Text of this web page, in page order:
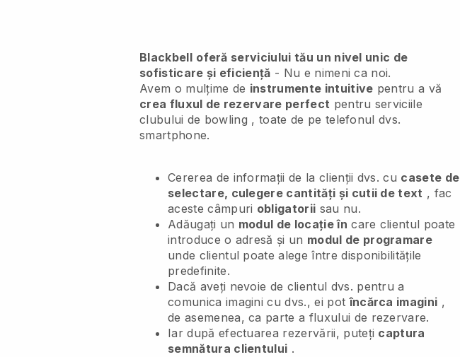
Blackbell oferă serviciului tău un nivel unic de
sofisticare și eficiență - Nu e nimeni ca noi.
Avem o mulțime de instrumente intuitive pentru a vă
crea fluxul de rezervare perfect pentru serviciile
clubului de bowling , toate de pe telefonul dvs.
smartphone.
Cererea de informații de la clienții dvs. cu casete de
selectare, culegere cantități și cutii de text , fac
aceste câmpuri obligatorii sau nu.
Adăugați un modul de locație în care clientul poate
introduce o adresă și un modul de programare
unde clientul poate alege între disponibilitățile
predefinite.
Dacă aveți nevoie de clientul dvs. pentru a
comunica imagini cu dvs., ei potîncărca imagini ,
de asemenea, ca parte a fluxului de rezervare.
Iar după efectuarea rezervării, puteți captura
semnătura clientului .